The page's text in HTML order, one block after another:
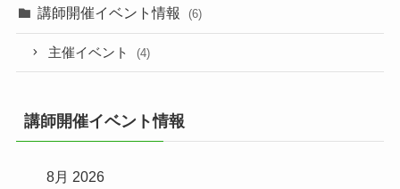
講師開催イベント情報 (6)
主催イベント (4)
講師開催イベント情報
8月 2026